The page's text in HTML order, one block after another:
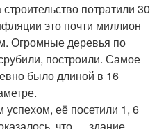
потратили 30
это почти миллион
Огромные деревья по
построили. Самое
было длиной в 16
её посетили 1, 6